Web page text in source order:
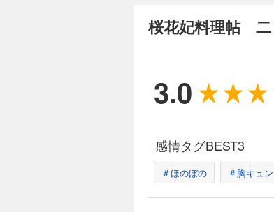
桜花妃料理帖 二
3.0
感情タグBEST3
＃ほのぼの ＃胸キュン